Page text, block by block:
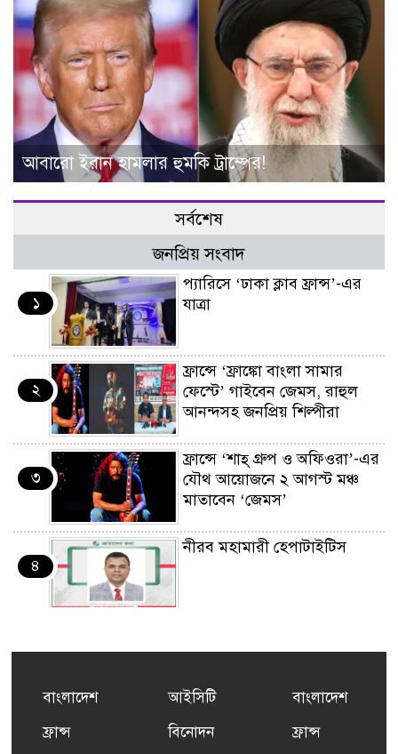
আবারো ইরান হামলার হুমকি ট্রাম্পের!
সর্বশেষ
জনপ্রিয় সংবাদ
১
প্যারিসে ‘ঢাকা ক্লাব ফ্রান্স’-এর
যাত্রা
২
ফ্রান্সে ‘ফ্রাঙ্কো বাংলা সামার
ফেস্টে’ গাইবেন জেমস, রাহুল
আনন্দসহ জনপ্রিয় শিল্পীরা
৩
ফ্রান্সে ‘শাহ্ গ্রুপ ও অফিওরা’-এর
যৌথ আয়োজনে ২ আগস্ট মঞ্চ
মাতাবেন ‘জেমস’
৪
নীরব মহামারী হেপাটাইটিস
৫
এর সম্পূর্ণ বিনামূল্যের সুশি
ফ্রান্সসহ ইউরোপীয় দেশসমূহে
দাবদাহ: কারণ, প্রভাব ও করণীয়
বাংলাদেশ
ফ্রান্স
আইসিটি
বিনোদন
বাংলাদেশ
ফ্রান্স